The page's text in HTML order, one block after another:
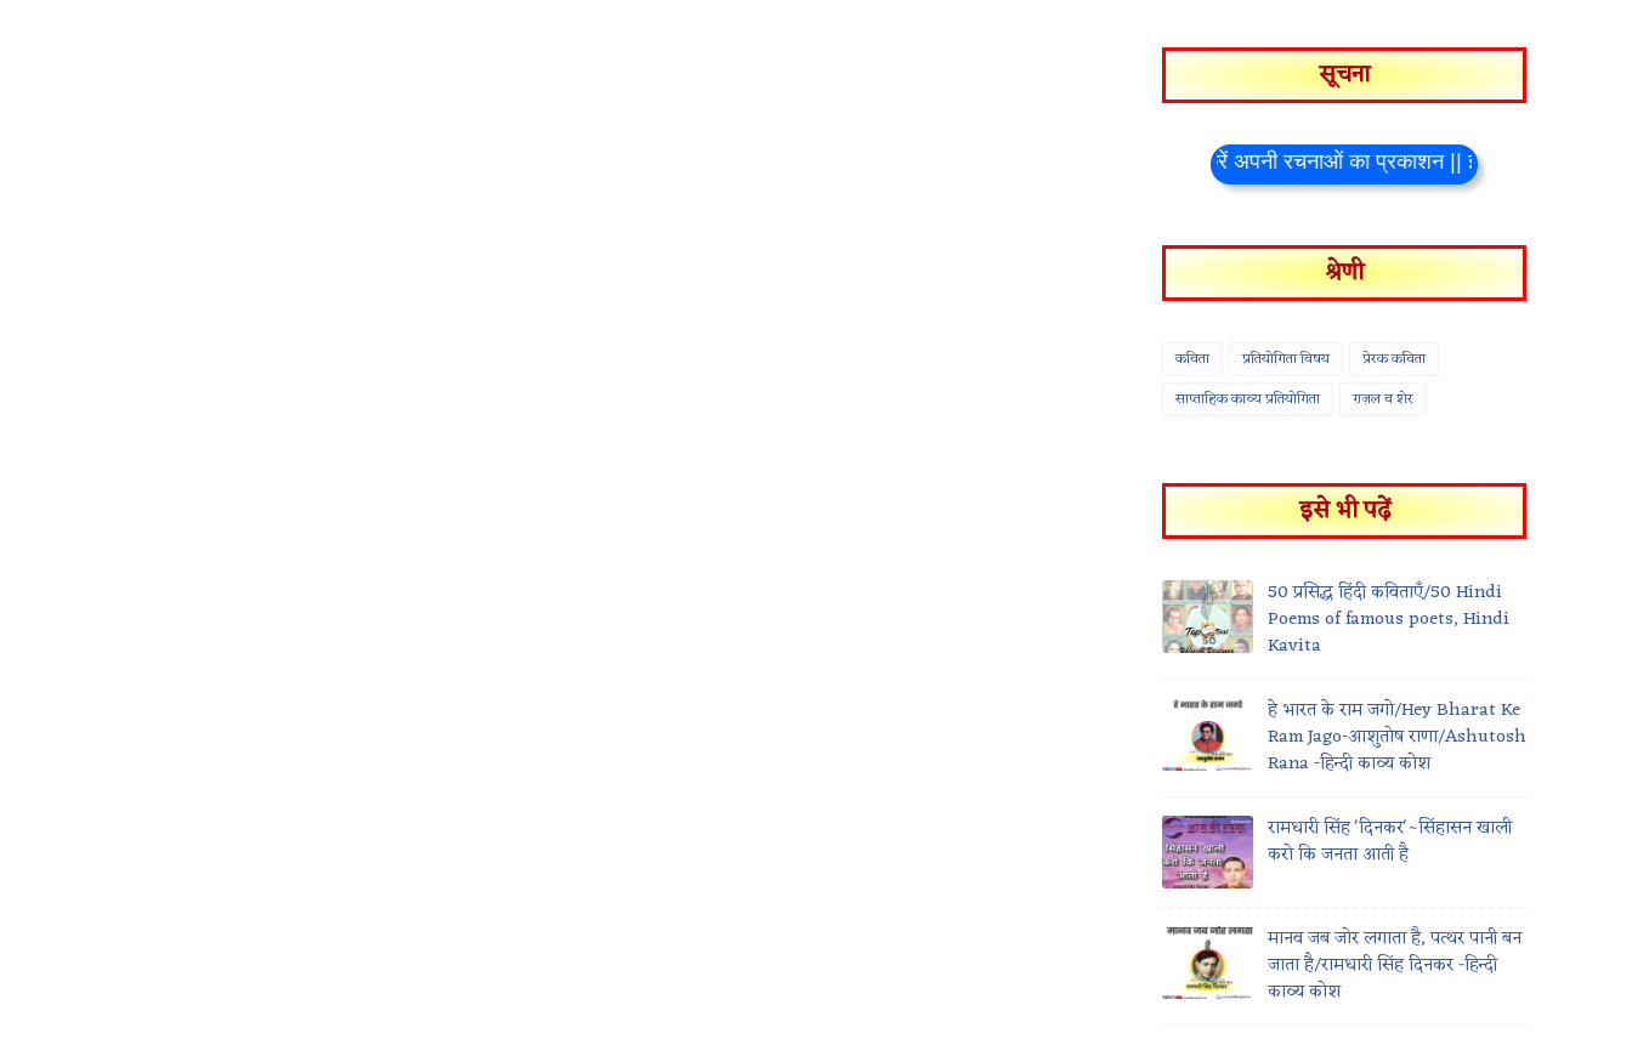
सूचना
के साथ लेखन विधा जैसे कविता, कहानी, आलोचना तथा व्यंग आदि लिखकर ई -मेल कर बनवायें अपनी रचनाकार प्रोफाइल और प्रतिदिन निःशुल्क करें अपनी रचनाओं का प्रकाशन || ई-मेल पर रचनायें भेजने
श्रेणी
कविता प्रतियोगिता विषय
प्रेरक कविता
साप्ताहिक काव्य प्रतियोगिता
ग़ज़ल व शेर
इसे भी पढ़ें
50 प्रसिद्ध हिंदी कविताएँ/50 Hindi
Poems of famous poets, Hindi
Kavita
हे भारत के राम जगो/Hey Bharat Ke
Ram Jago-आशुतोष राणा/Ashutosh
Rana -हिन्दी काव्य कोश
रामधारी सिंह 'दिनकर'~सिंहासन खाली
करो कि जनता आती है
मानव जब जोर लगाता है, पत्थर पानी बन
जाता है/रामधारी सिंह दिनकर -हिन्दी
काव्य कोश